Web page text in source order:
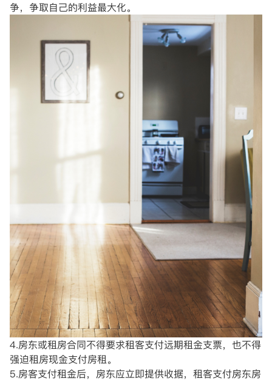
争，争取自己的利益最大化。
4.房东或租房合同不得要求租客支付远期租金支票，也不得
强迫租房现金支付房租。
5.房客支付租金后，房东应立即提供收据，租客支付房东房